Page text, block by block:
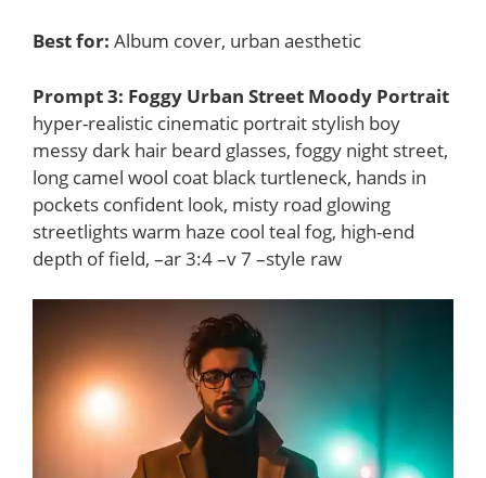
Best for: Album cover, urban aesthetic
Prompt 3: Foggy Urban Street Moody Portrait
hyper-realistic cinematic portrait stylish boy
messy dark hair beard glasses, foggy night street,
long camel wool coat black turtleneck, hands in
pockets confident look, misty road glowing
streetlights warm haze cool teal fog, high-end
depth of field, –ar 3:4 –v 7 –style raw